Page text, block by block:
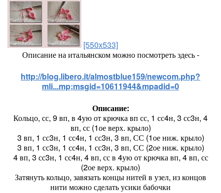
[550x533]
Описание на итальянском можно посмотреть здесь -
http://blog.libero.it/almostblue159/newcom.php?
mli...mp;msgid=10611944&mpadid=0
Описание:
Кольцо, сс, 9 вп, в 4ую от крючка вп сс, 1 сс4н, 3 сс3н, 4
вп, сс (1ое верх. крыло)
3 вп, 1 сс3н, 1 сс4н, 1 сс3н, 3 вп, СС (1ое ниж. крыло)
3 вп, 1 сс3н, 1 сс4н, 1 сс3н, 3 вп, СС (2ое ниж. крыло)
4 вп, 3 сс3н, 1 сс4н, 4 вп, сс в 4ую от крючка вп, 4 вп, сс
(2ое верх. крыло)
Затянуть кольцо, завязать концы нитей в узел, из концов
нити можно сделать усики бабочки